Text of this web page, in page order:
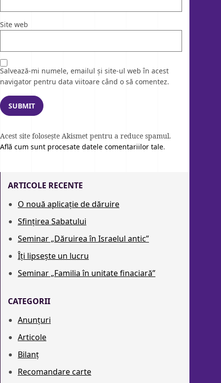
Site web
Salvează-mi numele, emailul și site-ul web în acest
navigator pentru data viitoare când o să comentez.
Acest site folosește Akismet pentru a reduce spamul.
Află cum sunt procesate datele comentariilor tale.
ARTICOLE RECENTE
O nouă aplicație de dăruire
Sfințirea Sabatului
Seminar „Dăruirea în Israelul antic”
Îți lipsește un lucru
Seminar „Familia în unitate finaciară”
CATEGORII
Anunțuri
Articole
Bilanț
Recomandare carte